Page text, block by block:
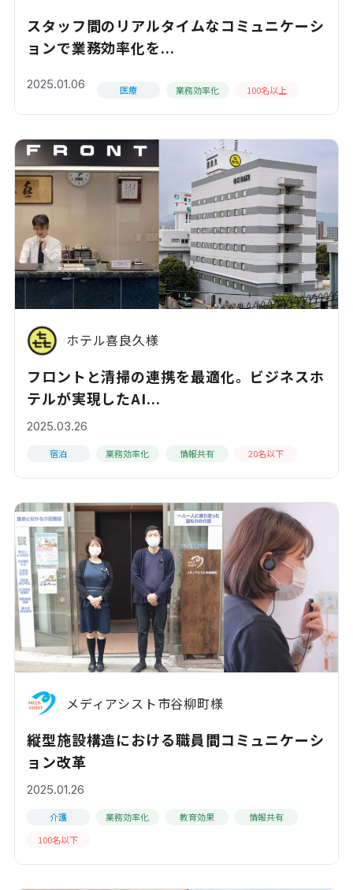
スタッフ間のリアルタイムなコミュニケーシ
ョンで業務効率化を...
2025.01.06 医療 業務効率化 100名以上
ホテル喜良久様
フロントと清掃の連携を最適化。ビジネスホ
テルが実現したAI...
2025.03.26
宿泊 業務効率化 情報共有 20名以下
メディアシスト市谷柳町様
縦型施設構造における職員間コミュニケーシ
ョン改革
2025.01.26
介護 業務効率化 教育効果
情報共有
100名以下